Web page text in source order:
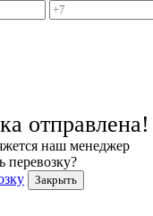
отправлена!
наш менеджер
перевозку?
Закрыть